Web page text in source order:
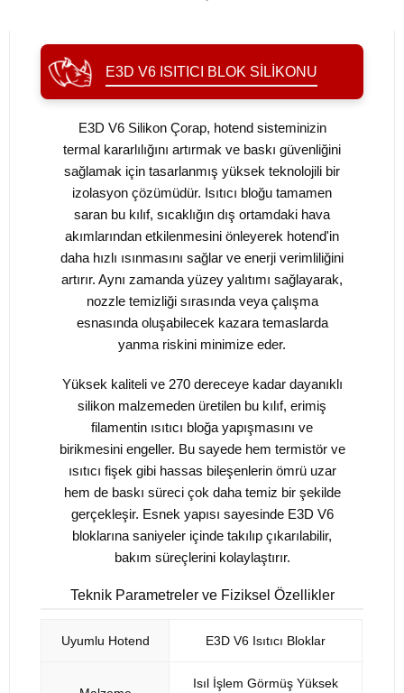
E3D V6 ISITICI BLOK SİLİKONU
E3D V6 Silikon Çorap, hotend sisteminizin
termal kararlılığını artırmak ve baskı güvenliğini
sağlamak için tasarlanmış yüksek teknolojili bir
izolasyon çözümüdür. Isıtıcı bloğu tamamen
saran bu kılıf, sıcaklığın dış ortamdaki hava
akımlarından etkilenmesini önleyerek hotend'in
daha hızlı ısınmasını sağlar ve enerji verimliliğini
artırır. Aynı zamanda yüzey yalıtımı sağlayarak,
nozzle temizliği sırasında veya çalışma
esnasında oluşabilecek kazara temaslarda
yanma riskini minimize eder.
Yüksek kaliteli ve 270 dereceye kadar dayanıklı
silikon malzemeden üretilen bu kılıf, erimiş
filamentin ısıtıcı bloğa yapışmasını ve
birikmesini engeller. Bu sayede hem termistör ve
ısıtıcı fişek gibi hassas bileşenlerin ömrü uzar
hem de baskı süreci çok daha temiz bir şekilde
gerçekleşir. Esnek yapısı sayesinde E3D V6
bloklarına saniyeler içinde takılıp çıkarılabilir,
bakım süreçlerini kolaylaştırır.
Teknik Parametreler ve Fiziksel Özellikler
Uyumlu Hotend E3D V6 Isıtıcı Bloklar
Isıl İşlem Görmüş Yüksek